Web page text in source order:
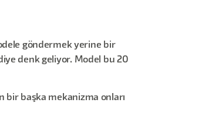
göndermek yerine bir
denk geliyor. Model bu 20
bir başka mekanizma onları